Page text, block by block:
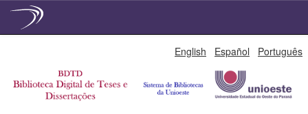
English Español Português